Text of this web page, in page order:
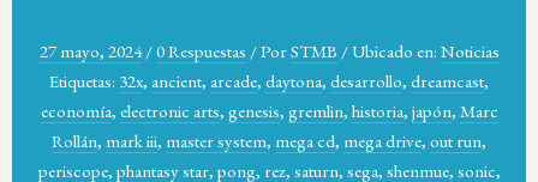
27 mayo, 2024 /0 Respuestas /PorSTMB / Ubicado en: Noticias
Etiquetas: 32x, ancient, arcade, daytona, desarrollo, dreamcast,
economía, electronic arts, genesis, gremlin, historia, japón, Marc
Rollán, mark iii, master system, mega cd, mega drive, out run,
periscope, phantasy star, pong, rez, saturn, sega, shenmue, sonic,